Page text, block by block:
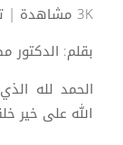
3K مشاهدة
|
بقلم:
الحمد لله
الله على خير